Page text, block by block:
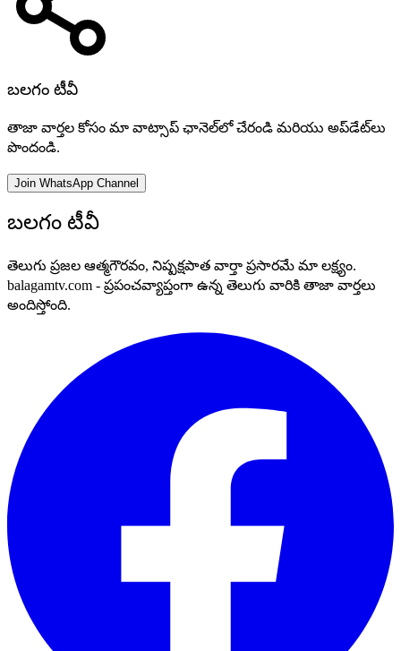
బలగం టీవీ
తాజా వార్తల కోసం మా వాట్సాప్ ఛానెల్‌లో చేరండి మరియు అప్‌డేట్‌లు
పొందండి.
Join WhatsApp Channel
బలగం టీవీ
తెలుగు ప్రజల ఆత్మగౌరవం, నిష్పక్షపాత వార్తా ప్రసారమే మా లక్ష్యం.
balagamtv.com - ప్రపంచవ్యాప్తంగా ఉన్న తెలుగు వారికి తాజా వార్తలు
అందిస్తోంది.